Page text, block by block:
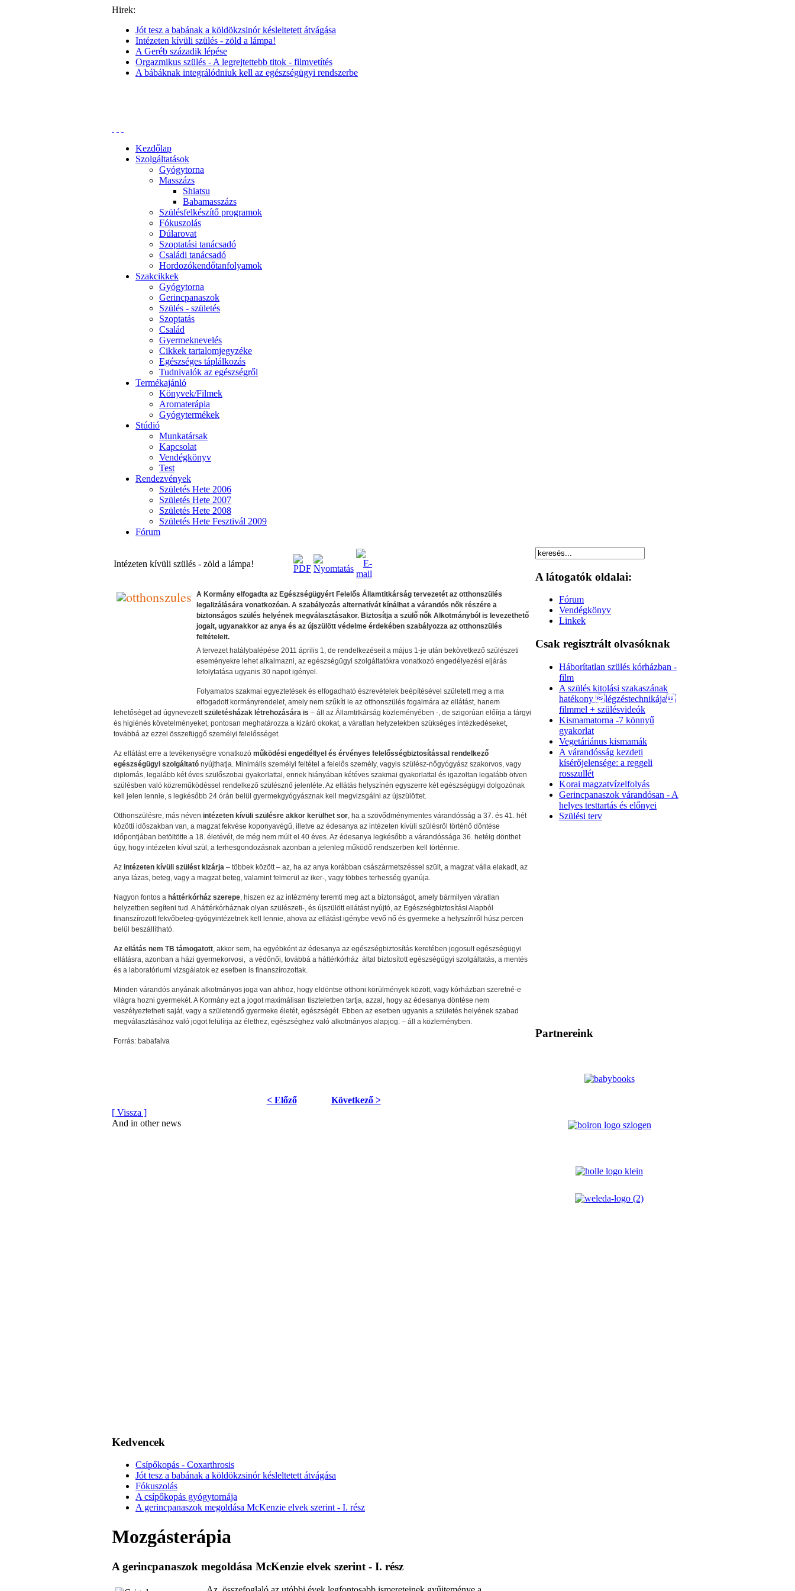
Hirek:
Jót tesz a babának a köldökzsinór késleltetett átvágása
Intézeten kívüli szülés - zöld a lámpa!
A Geréb századik lépése
Orgazmikus szülés - A legrejtettebb titok - filmvetítés
A bábáknak integrálódniuk kell az egészségügyi rendszerbe
Kezdőlap
Szolgáltatások
Gyógytorna
Masszázs
Shiatsu
Babamasszázs
Szülésfelkészítő programok
Fókuszolás
Dúlarovat
Szoptatási tanácsadó
Családi tanácsadó
Hordozókendőtanfolyamok
Szakcikkek
Gyógytorna
Gerincpanaszok
Szülés - születés
Szoptatás
Család
Gyermeknevelés
Cikkek tartalomjegyzéke
Egészséges táplálkozás
Tudnivalók az egészségről
Termékajánló
Könyvek/Filmek
Aromaterápia
Gyógytermékek
Stúdió
Munkatársak
Kapcsolat
Vendégkönyv
Test
Rendezvények
Születés Hete 2006
Születés Hete 2007
Születés Hete 2008
Születés Hete Fesztivál 2009
Fórum
Intézeten kívüli szülés - zöld a lámpa!
A Kormány elfogadta az Egészségügyért Felelős Államtitkárság tervezetét az otthonszülés
legalizálására vonatkozóan. A szabályozás alternatívát kínálhat a várandós nők részére a
biztonságos szülés helyének megválasztásakor. Biztosítja a szülő nők Alkotmányból is levezethető
jogait, ugyanakkor az anya és az újszülött védelme érdekében szabályozza az otthonszülés
feltételeit.
A tervezet hatálybalépése 2011 április 1, de rendelkezéseit a május 1-je után bekövetkező szülészeti
eseményekre lehet alkalmazni, az egészségügyi szolgáltatókra vonatkozó engedélyezési eljárás
lefolytatása ugyanis 30 napot igényel.
Folyamatos szakmai egyeztetések és elfogadható észrevételek beépítésével született meg a ma
elfogadott kormányrendelet, amely nem szűkíti le az otthonszülés fogalmára az ellátást, hanem
lehetőséget ad úgynevezettszületésházak létrehozására is – áll az Államtitkárság közleményében -, de szigorúan előírja a tárgyi
és higiénés követelményeket, pontosan meghatározza a kizáró okokat, a váratlan helyzetekben szükséges intézkedéseket,
továbbá az ezzel összefüggő személyi felelősséget.
Az ellátást erre a tevékenységre vonatkozó működési engedéllyel és érvényes felelősségbiztosítással rendelkező
egészségügyi szolgáltató nyújthatja. Minimális személyi feltétel a felelős személy, vagyis szülész-nőgyógyász szakorvos, vagy
diplomás, legalább két éves szülőszobai gyakorlattal, ennek hiányában kétéves szakmai gyakorlattal és igazoltan legalább ötven
szülésben való közreműködéssel rendelkező szülésznő jelenléte. Az ellátás helyszínén egyszerre két egészségügyi dolgozónak
kell jelen lennie, s legkésőbb 24 órán belül gyermekgyógyásznak kell megvizsgálni az újszülöttet.
Otthonszülésre, más néven intézeten kívüli szülésre akkor kerülhet sor, ha a szövődménymentes várandósság a 37. és 41. hét
közötti időszakban van, a magzat fekvése koponyavégű, illetve az édesanya az intézeten kívüli szülésről történő döntése
időpontjában betöltötte a 18. életévét, de még nem múlt el 40 éves. Az édesanya legkésőbb a várandóssága 36. hetéig dönthet
úgy, hogy intézeten kívül szül, a terhesgondozásnak azonban a jelenleg működő rendszerben kell történnie.
Az intézeten kívüli szülést kizárja – többek között – az, ha az anya korábban császármetszéssel szült, a magzat válla elakadt, az
anya lázas, beteg, vagy a magzat beteg, valamint felmerül az iker-, vagy többes terhesség gyanúja.
Nagyon fontos a háttérkórház szerepe, hiszen ez az intézmény teremti meg azt a biztonságot, amely bármilyen váratlan
helyzetben segíteni tud. A háttérkórháznak olyan szülészeti-, és újszülött ellátást nyújtó, az Egészségbiztosítási Alapból
finanszírozott fekvőbeteg-gyógyintézetnek kell lennie, ahova az ellátást igénybe vevő nő és gyermeke a helyszínről húsz percen
belül beszállítható.
Az ellátás nem TB támogatott, akkor sem, ha egyébként az édesanya az egészségbiztosítás keretében jogosult egészségügyi
ellátásra, azonban a házi gyermekorvosi, a védőnői, továbbá a háttérkórház által biztosított egészségügyi szolgáltatás, a mentés
és a laboratóriumi vizsgálatok ez esetben is finanszírozottak.
Minden várandós anyának alkotmányos joga van ahhoz, hogy eldöntse otthoni körülmények között, vagy kórházban szeretné-e
világra hozni gyermekét. A Kormány ezt a jogot maximálisan tiszteletben tartja, azzal, hogy az édesanya döntése nem
veszélyeztetheti saját, vagy a születendő gyermeke életét, egészségét. Ebben az esetben ugyanis a születés helyének szabad
megválasztásához való jogot felülírja az élethez, egészséghez való alkotmányos alapjog. – áll a közleményben.
Forrás: babafalva
< Előző
Következő >
[ Vissza ]
And in other news
Kedvencek
Csípőkopás - Coxarthrosis
Jót tesz a babának a köldökzsinór késleltetett átvágása
Fókuszolás
A csípőkopás gyógytornája
A gerincpanaszok megoldása McKenzie elvek szerint - I. rész
Mozgásterápia
A gerincpanaszok megoldása McKenzie elvek szerint - I. rész
A látogatók oldalai:
Fórum
Vendégkönyv
Linkek
Csak regisztrált olvasóknak
Háborítatlan szülés kórházban -
film
A szülés kitolási szakaszának
hatékony légzéstechnikája
filmmel + szülésvideók
Kismamatorna -7 könnyű
gyakorlat
Vegetáriánus kismamák
A várandósság kezdeti
kísérőjelensége: a reggeli
rosszullét
Korai magzatvízelfolyás
Gerincpanaszok várandósan - A
helyes testtartás és előnyei
Szülési terv
Partnereink